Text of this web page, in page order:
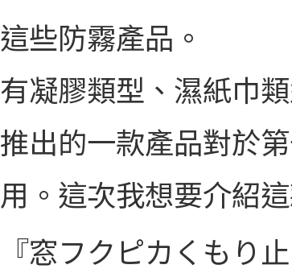
這些防霧產品。
有凝膠類型、濕紙巾
推出的一款產品對於
用。這次我想要介紹
『窓フクピカくもり